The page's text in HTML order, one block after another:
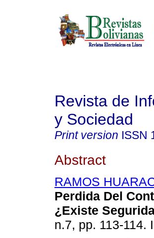
Revista de
y Sociedad
Print version ISSN
Abstract
RAMOS
Perdida Del
¿Existe
n.7, pp. 113-114.